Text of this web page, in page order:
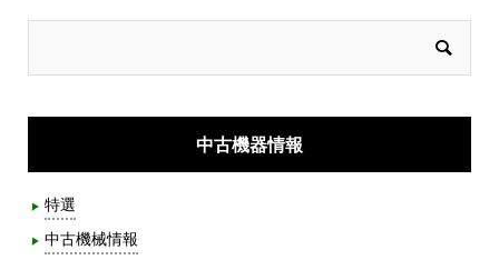
中古機器情報
特選
中古機械情報